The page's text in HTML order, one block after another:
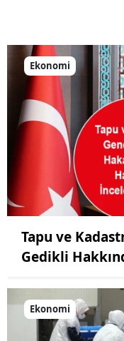
Ekonomi
Tapu ve
Gedikli
Ekonomi